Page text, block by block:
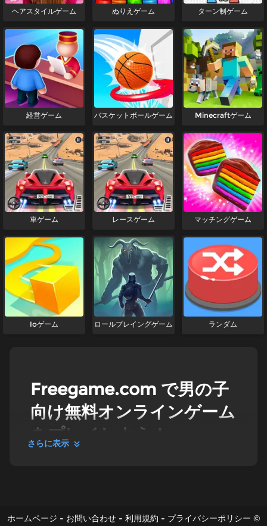
ヘアスタイルゲーム ぬりえゲーム ターン制ゲーム
経営ゲーム バスケットボールゲーム Minecraftゲーム
車ゲーム レースゲーム マッチングゲーム
Ioゲーム ロールプレイングゲーム ランダム
Freegame.com で男の子
向け無料オンラインゲーム
をプレイしよう！
上級者まで、男の子向けゲームの膨大なコレクション
さらに表示
ホームページ - お問い合わせ- 利用規約 - プライバシーポリシー ©